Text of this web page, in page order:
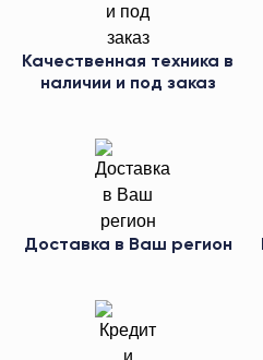
Качественная техника в
наличии и под заказ
Доставка в Ваш регион